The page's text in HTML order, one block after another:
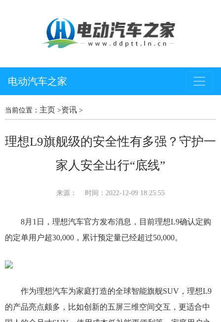
电动汽车之家
当前位置： 主页 >资讯 >
理想L9旗舰级的安全性有多强？守护一
家人安全出行“底线”
来源： 时间：2022-12-09 18:25:55
8月1日，理想汽车官方发布消息，目前理想L9确认定购
的定单用户超30,000，累计预定量已经超过50,000。
作为理想汽车为家庭打造的全球智能旗舰SUV，理想L9
的产品亮点颇多，比如创新的五屏三维空间交互，更适合中